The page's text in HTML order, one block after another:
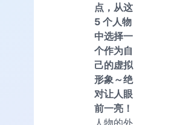
点，从这
5 个人物
中选择一
个作为自
己的虚拟
形象～绝
对让人眼
前一亮！